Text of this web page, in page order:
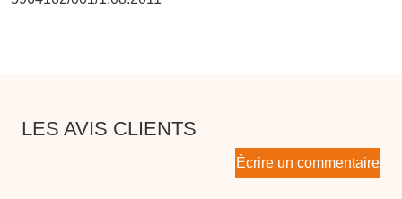
LES AVIS CLIENTS
Écrire un commentaire